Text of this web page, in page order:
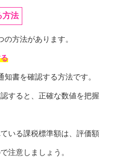
方法
方法があります。
書を確認する方法です。
すると、正確な数値を把握
いる課税標準額は、評価額
注意しましょう。